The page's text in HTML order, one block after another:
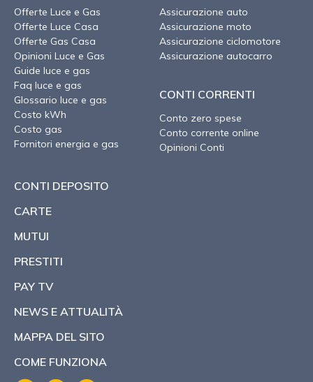
Offerte Luce e Gas
Offerte Luce Casa
Offerte Gas Casa
Opinioni Luce e Gas
Guide luce e gas
Faq luce e gas
Glossario luce e gas
Costo kWh
Costo gas
Fornitori energia e gas
Assicurazione auto
Assicurazione moto
Assicurazione ciclomotore
Assicurazione autocarro
CONTI CORRENTI
Conto zero spese
Conto corrente online
Opinioni Conti
CONTI DEPOSITO
CARTE
MUTUI
PRESTITI
PAY TV
NEWS E ATTUALITÀ
MAPPA DEL SITO
COME FUNZIONA